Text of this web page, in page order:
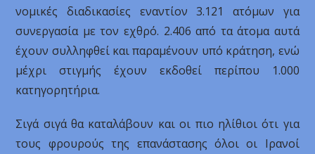
νομικές διαδικασίες εναντίον 3.121 ατόμων για
συνεργασία με τον εχθρό. 2.406 από τα άτομα αυτά
έχουν συλληφθεί και παραμένουν υπό κράτηση, ενώ
μέχρι στιγμής έχουν εκδοθεί περίπου 1.000
κατηγορητήρια.
Σιγά σιγά θα καταλάβουν και οι πιο ηλίθιοι ότι για
τους φρουρούς της επανάστασης όλοι οι Ιρανοί